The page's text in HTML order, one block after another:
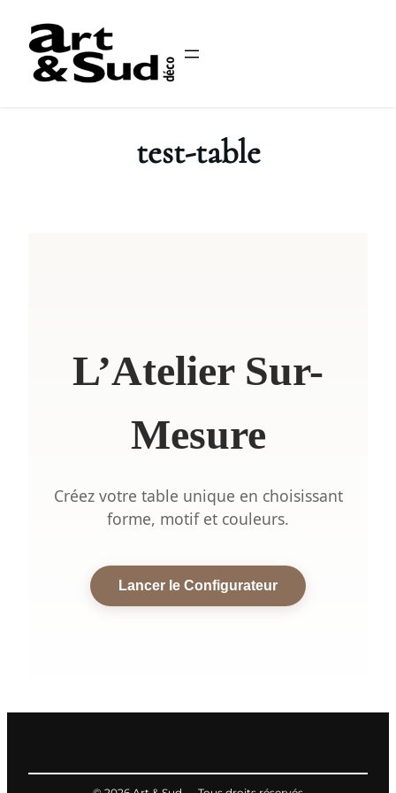
Skip
test-table
L’Atelier Sur-
Mesure
Créez votre table unique en choisissant
forme, motif et couleurs.
Lancer le Configurateur